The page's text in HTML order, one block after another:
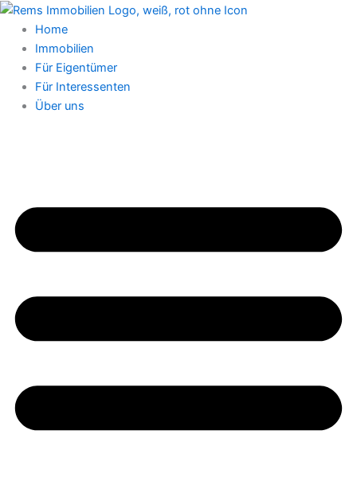
Zum
Inhalt
springen
Home
Immobilien
Für Eigentümer
Für Interessenten
Über uns